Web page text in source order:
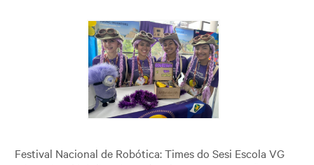
Festival Nacional de Robótica: Times do Sesi Escola VG